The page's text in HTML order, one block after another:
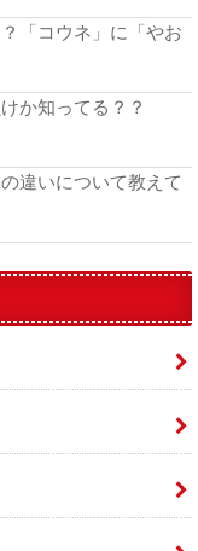
「コウネ」に「やお
か知ってる？？
違いについて教えて